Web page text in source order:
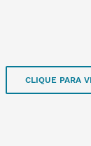
CLIQUE PARA